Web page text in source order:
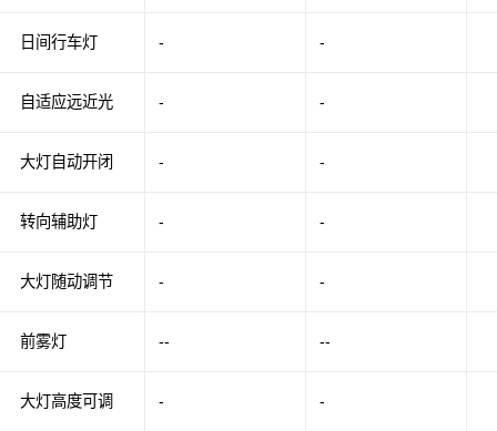
日间行车灯
自适应远近光
大灯自动开闭
转向辅助灯
大灯随动调节
前雾灯
大灯高度可调
- -
- -
- -
- -
- -
-- --
- -